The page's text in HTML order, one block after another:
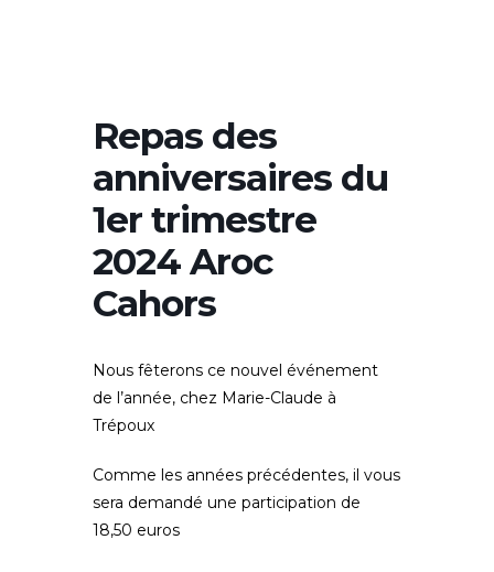
Repas des
anniversaires du
1er trimestre
2024 Aroc
Cahors
Nous fêterons ce nouvel événement
de l’année, chez Marie-Claude à
Trépoux
Comme les années précédentes, il vous
sera demandé une participation de
18,50 euros